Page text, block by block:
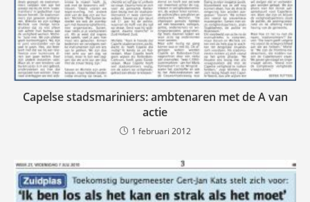
Capelse stadsmariniers: ambtenaren met de A van
actie
1 februari 2012